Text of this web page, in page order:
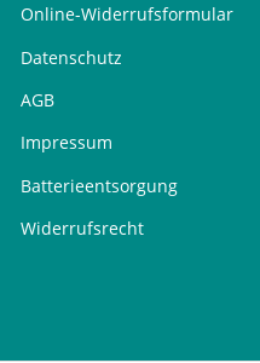
Online-Widerrufsformular
Datenschutz
AGB
Impressum
Batterieentsorgung
Widerrufsrecht